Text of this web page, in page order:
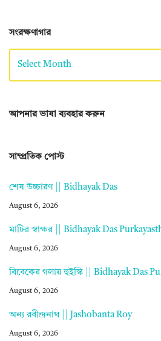
সংরক্ষণাগার
আপনার ভাষা ব্যবহার করুন
সাম্প্রতিক পোস্ট
শেষ উচ্চারণ || Bidhayak Das
August 6, 2026
মাটির স্বাক্ষর || Bidhayak Das
August 6, 2026
বিবেকের গলায় হুইস্কি || Bidhayak Das
August 6, 2026
অন্য রবীন্দ্রনাথ || Jashobanta Roy
August 6, 2026